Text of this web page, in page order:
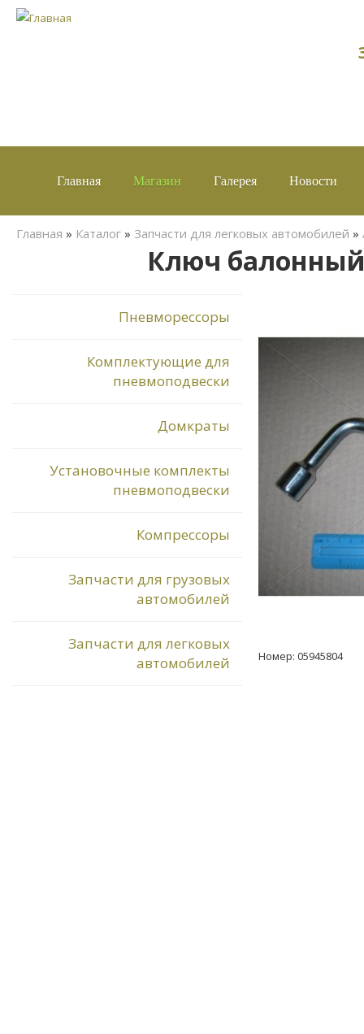
Главная Магазин Галерея Новости
Вы здесь
Главная » Каталог » Запчасти для легковых автомобилей »
Ключ
Пневморессоры
Комплектующие для
пневмоподвески
Домкраты
Установочные комплекты
пневмоподвески
Компрессоры
Запчасти для грузовых
автомобилей
Запчасти для легковых
автомобилей
Номер: 05945804